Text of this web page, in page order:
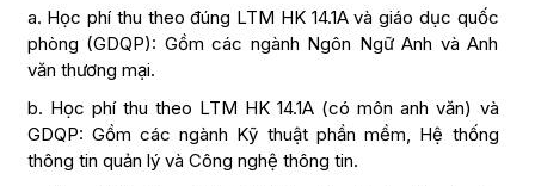
a. Học phí thu theo đúng LTM HK 14.1A và giáo dục quốc
phòng (GDQP): Gồm các ngành Ngôn Ngữ Anh và Anh
văn thương mại.
b. Học phí thu theo LTM HK 14.1A (có môn anh văn) và
GDQP: Gồm các ngành Kỹ thuật phần mềm, Hệ thống
thông tin quản lý và Công nghệ thông tin.